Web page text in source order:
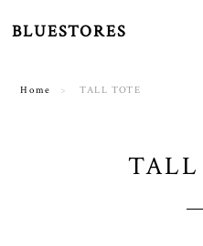
BLUESTORES
Home TALL TOTE
TALL